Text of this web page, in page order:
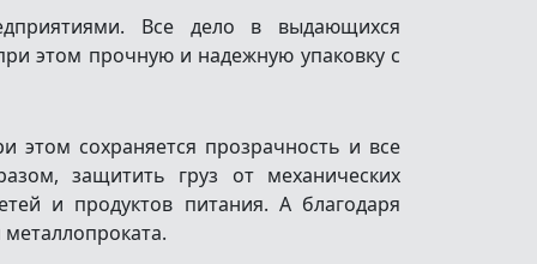
Все дело в выдающихся
этом прочную и надежную упаковку с
этом сохраняется прозрачность и все
защитить груз от механических
и продуктов питания. А благодаря